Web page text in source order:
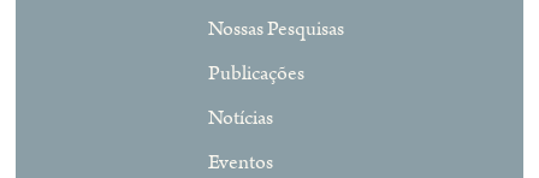
Nossas Pesquisas
Publicações
Notícias
Eventos